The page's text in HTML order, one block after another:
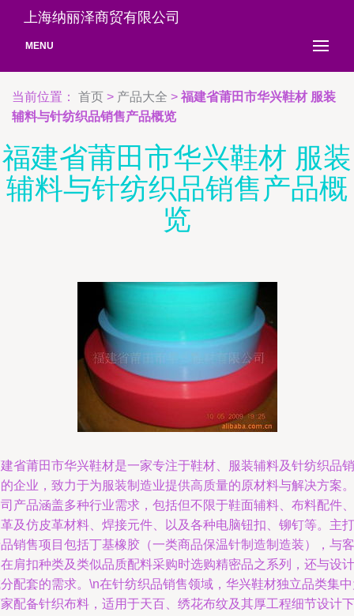
上海纳丽泽商贸有限公司
MENU
当前位置： 首页 > 产品大全 > 福建省莆田市华兴鞋材 服装
辅料与针纺织品销售产品概览
福建省莆田市华兴鞋材 服装
辅料与针纺织品销售产品概
览
省莆田市华兴鞋材是一家专注于鞋材、服装辅料及针纺织品销
企业，致力于为服装制造业提供高质量的原材料与解决方案。
产品涵盖多种行业需求，包括但不限于鞋面辅料、布料配件、
及仿皮革材料、焊接元件、以及各种电脑钮扣、铆钉等。主打
销售项目包括丁基橡胶（一类商品保温针制造制造装），与客
肩扣种类及类似品质配料采购时选购精密品之系列，还与设计
配套的需求。\n在针纺织品销售领域，华兴鞋材独立品类集
配备针织布料，适用于天百、绣花布纹及其厚工程细节设计下